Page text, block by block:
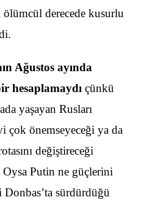
derecede kusurlu
Ağustos ayında
hesaplamaydı çünkü
yaşayan Rusları
çok önemseyeceği ya da
değiştireceği
Oysa Putin ne güçlerini
sürdürdüğü